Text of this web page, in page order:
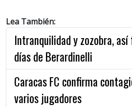
Lea También:
Intranquilidad y zozobra,
días de Berardinelli
Caracas FC confirma
varios jugadores